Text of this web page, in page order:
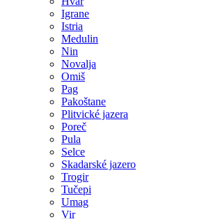
Igrane
Istria
Medulin
Nin
Novalja
Omiš
Pag
Pakoštane
Plitvické jazera
Poreč
Pula
Selce
Skadarské jazero
Trogir
Tučepi
Umag
Vir